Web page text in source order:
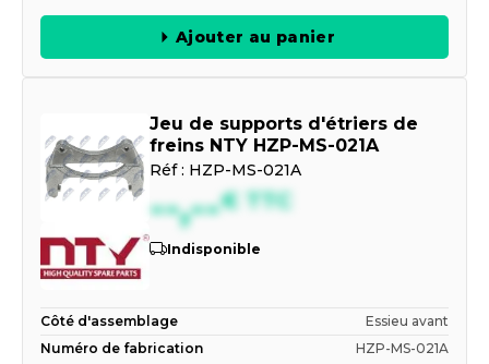
Ajouter au panier
Jeu de supports d'étriers de
freins NTY HZP-MS-021A
Réf : HZP-MS-021A
--,--€ TTC
Indisponible
Côté d'assemblage
Essieu avant
Numéro de fabrication
HZP-MS-021A